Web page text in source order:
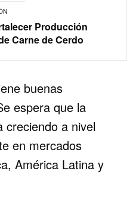
Producción
Carne de Cerdo
buenas
espera que la
creciendo a nivel
en mercados
América Latina y